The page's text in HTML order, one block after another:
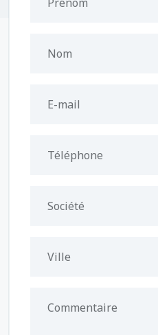
Nom
E-mail
Téléphone
Société
Ville
Commentaire